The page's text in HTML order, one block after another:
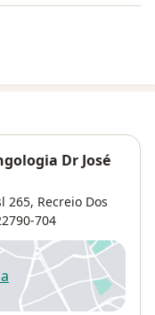
Dr José
265, Recreio Dos
704
novo separador